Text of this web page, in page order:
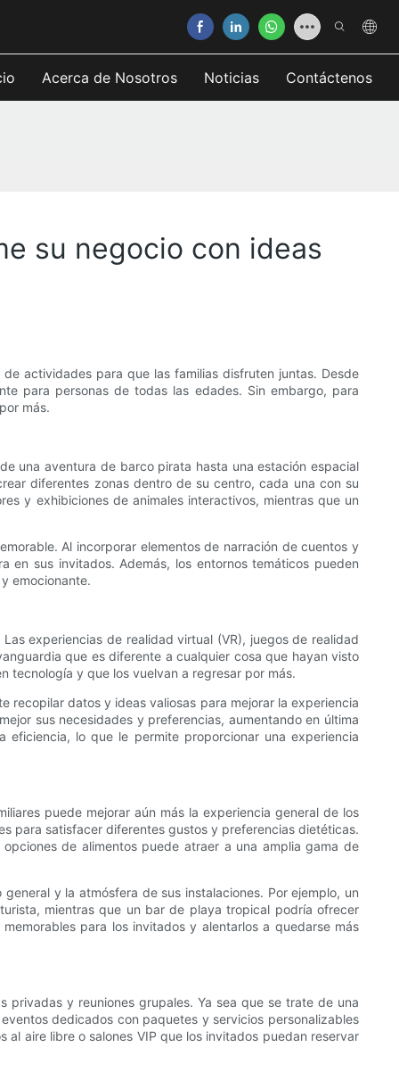
Acerca de Nosotros Noticias Contáctenos
su negocio con ideas
actividades para que las familias disfruten juntas. Desde
para personas de todas las edades. Sin embargo, para
más.
una aventura de barco pirata hasta una estación espacial
diferentes zonas dentro de su centro, cada una con su
y exhibiciones de animales interactivos, mientras que un
Al incorporar elementos de narración de cuentos y
en sus invitados. Además, los entornos temáticos pueden
emocionante.
experiencias de realidad virtual (VR), juegos de realidad
que es diferente a cualquier cosa que hayan visto
tecnología y que los vuelvan a regresar por más.
recopilar datos y ideas valiosas para mejorar la experiencia
sus necesidades y preferencias, aumentando en última
lo que le permite proporcionar una experiencia
puede mejorar aún más la experiencia general de los
para satisfacer diferentes gustos y preferencias dietéticas.
de alimentos puede atraer a una amplia gama de
y la atmósfera de sus instalaciones. Por ejemplo, un
mientras que un bar de playa tropical podría ofrecer
para los invitados y alentarlos a quedarse más
y reuniones grupales. Ya sea que se trate de una
dedicados con paquetes y servicios personalizables
aire libre o salones VIP que los invitados puedan reservar